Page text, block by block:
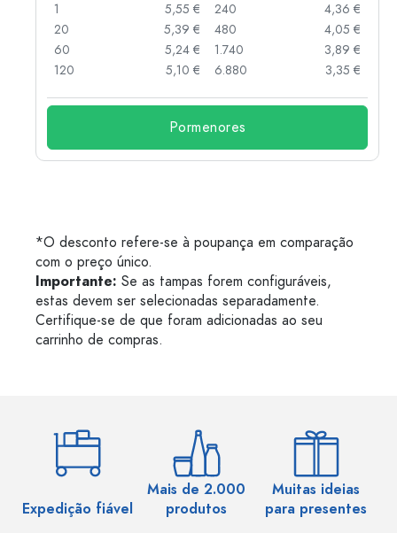
1
5,55 €
20
5,39 €
60
5,24 €
120
5,10 €
240
4,36 €
480
4,05 €
1.740
3,89 €
6.880
3,35 €
Pormenores
*O desconto refere-se à poupança em comparação
com o preço único.
Importante: Se as tampas forem configuráveis,
estas devem ser selecionadas separadamente.
Certifique-se de que foram adicionadas ao seu
carrinho de compras.
Expedição fiável
Mais de 2.000
produtos
Muitas ideias
para presentes